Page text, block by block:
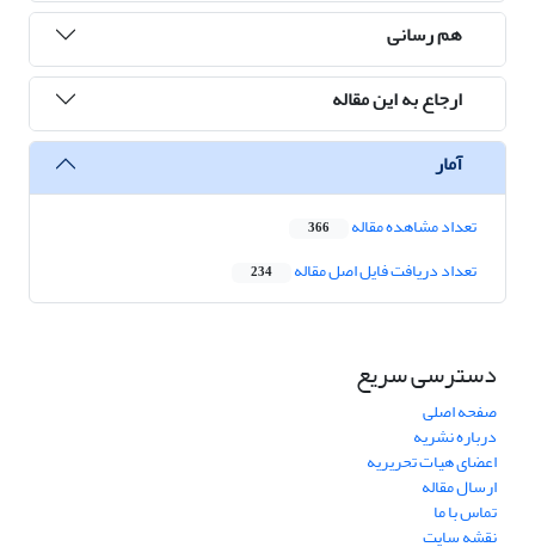
هم رسانی
ارجاع به این مقاله
آمار
تعداد مشاهده مقاله 366
تعداد دریافت فایل اصل مقاله 234
دسترسی سریع
صفحه اصلی
درباره نشریه
اعضای هیات تحریریه
ارسال مقاله
تماس با ما
نقشه سایت